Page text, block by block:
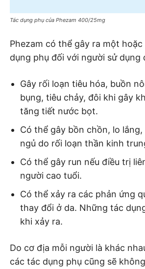
Tác dụng phụ của Phezam 400/25mg
Phezam có thể gây ra một
dụng phụ đối với người sử dụng
Gây rối loạn tiêu hóa, buồn
bụng, tiêu chảy, đôi khi gây
tăng tiết nước bọt.
Có thể gây bồn chồn, lo lắng,
ngủ do rối loạn thần kinh
Có thể gây run nếu điều trị
người cao tuổi.
Có thể xảy ra các phản ứng
thay đổi ở da. Những tác
khi xảy ra.
Do cơ địa mỗi người là khác
các tác dụng phụ cũng sẽ